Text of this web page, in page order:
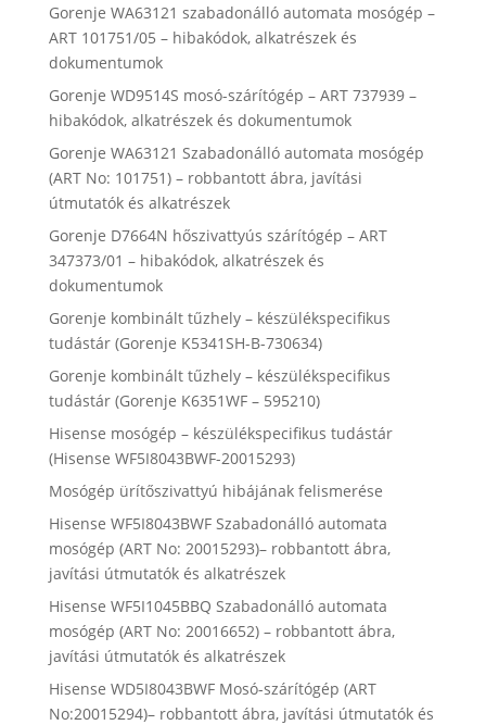
Gorenje WA63121 szabadonálló automata mosógép –
ART 101751/05 – hibakódok, alkatrészek és
dokumentumok
Gorenje WD9514S mosó-szárítógép – ART 737939 –
hibakódok, alkatrészek és dokumentumok
Gorenje WA63121 Szabadonálló automata mosógép
(ART No: 101751) – robbantott ábra, javítási
útmutatók és alkatrészek
Gorenje D7664N hőszivattyús szárítógép – ART
347373/01 – hibakódok, alkatrészek és
dokumentumok
Gorenje kombinált tűzhely – készülékspecifikus
tudástár (Gorenje K5341SH-B-730634)
Gorenje kombinált tűzhely – készülékspecifikus
tudástár (Gorenje K6351WF – 595210)
Hisense mosógép – készülékspecifikus tudástár
(Hisense WF5I8043BWF-20015293)
Mosógép ürítőszivattyú hibájának felismerése
Hisense WF5I8043BWF Szabadonálló automata
mosógép (ART No: 20015293)– robbantott ábra,
javítási útmutatók és alkatrészek
Hisense WF5I1045BBQ Szabadonálló automata
mosógép (ART No: 20016652) – robbantott ábra,
javítási útmutatók és alkatrészek
Hisense WD5I8043BWF Mosó-szárítógép (ART
No:20015294)– robbantott ábra, javítási útmutatók és